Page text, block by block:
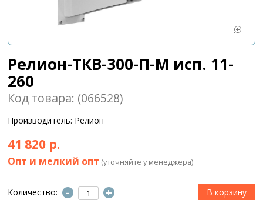
Релион-ТКВ-300-П-М исп. 11-
260
Код товара: (066528)
Производитель: Релион
41 820 р.
Опт и мелкий опт (уточняйте у менеджера)
Количество: - +